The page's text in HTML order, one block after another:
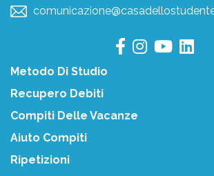
Metodo Di Studio
Recupero Debiti
Compiti Delle Vacanze
Aiuto Compiti
Ripetizioni